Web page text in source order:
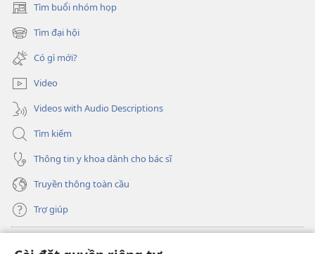
Tìm buổi nhóm họp
(mở
cửa
sổ
mới)
Tìm đại hội
(mở
cửa
sổ
mới)
Có gì mới?
Video
Videos with Audio Descriptions
Tìm kiếm
Thông tin y khoa dành cho bác sĩ
Truyền thông toàn cầu
Trợ giúp
(mở